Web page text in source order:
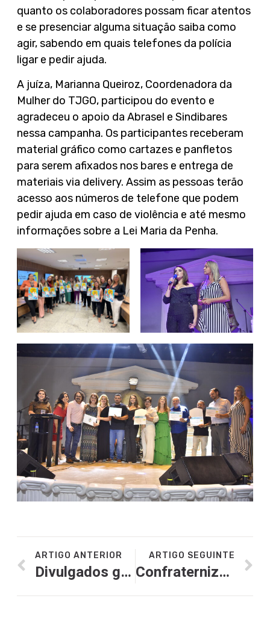
quanto os colaboradores possam ficar atentos
e se presenciar alguma situação saiba como
agir, sabendo em quais telefones da polícia
ligar e pedir ajuda.
A juíza, Marianna Queiroz, Coordenadora da
Mulher do TJGO, participou do evento e
agradeceu o apoio da Abrasel e Sindibares
nessa campanha. Os participantes receberam
material gráfico como cartazes e panfletos
para serem afixados nos bares e entrega de
materiais via delivery. Assim as pessoas terão
acesso aos números de telefone que podem
pedir ajuda em caso de violência e até mesmo
informações sobre a Lei Maria da Penha.
ARTIGO ANTERIOR
Divulgados ganhadores do Festival Bar em Bar 2023
ARTIGO SEGUINTE
Confraternização Abrasel e Sindibares 2023